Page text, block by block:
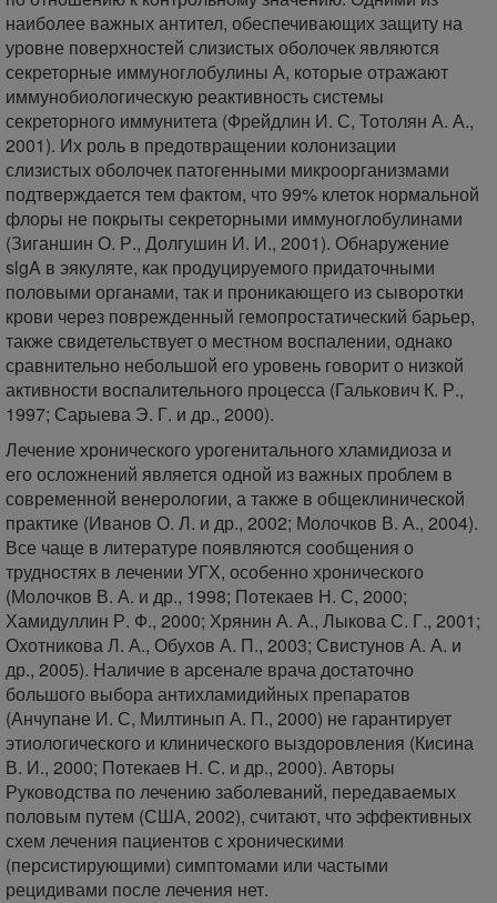
наиболее важных антител, обеспечивающих защиту на
уровне поверхностей слизистых оболочек являются
секреторные иммуноглобулины А, которые отражают
иммунобиологическую реактивность системы
секреторного иммунитета (Фрейдлин И. С, Тотолян А. А.,
2001). Их роль в предотвращении колонизации
слизистых оболочек патогенными микроорганизмами
подтверждается тем фактом, что 99% клеток нормальной
флоры не покрыты секреторными иммуноглобулинами
(Зиганшин О. Р., Долгушин И. И., 2001). Обнаружение
slgA в эякуляте, как продуцируемого придаточными
половыми органами, так и проникающего из сыворотки
крови через поврежденный гемопростатический барьер,
также свидетельствует о местном воспалении, однако
сравнительно небольшой его уровень говорит о низкой
активности воспалительного процесса (Галькович К. Р.,
1997; Сарыева Э. Г. и др., 2000).
Лечение хронического урогенитального хламидиоза и
его осложнений является одной из важных проблем в
современной венерологии, а также в общеклинической
практике (Иванов О. Л. и др., 2002; Молочков В. А., 2004).
Все чаще в литературе появляются сообщения о
трудностях в лечении УГХ, особенно хронического
(Молочков В. А. и др., 1998; Потекаев Н. С, 2000;
Хамидуллин Р. Ф., 2000; Хрянин А. А., Лыкова С. Г., 2001;
Охотникова Л. А., Обухов А. П., 2003; Свистунов А. А. и
др., 2005). Наличие в арсенале врача достаточно
большого выбора антихламидийных препаратов
(Анчупане И. С, Милтинып А. П., 2000) не гарантирует
этиологического и клинического выздоровления (Кисина
В. И., 2000; Потекаев Н. С. и др., 2000). Авторы
Руководства по лечению заболеваний, передаваемых
половым путем (США, 2002), считают, что эффективных
схем лечения пациентов с хроническими
(персистирующими) симптомами или частыми
рецидивами после лечения нет.